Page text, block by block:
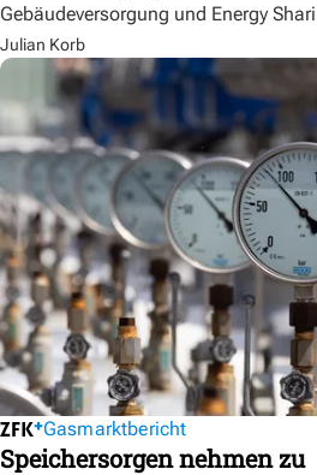
Gebäudeversorgung und Energy
Julian Korb
Gasmarktbericht
Speichersorgen nehmen zu